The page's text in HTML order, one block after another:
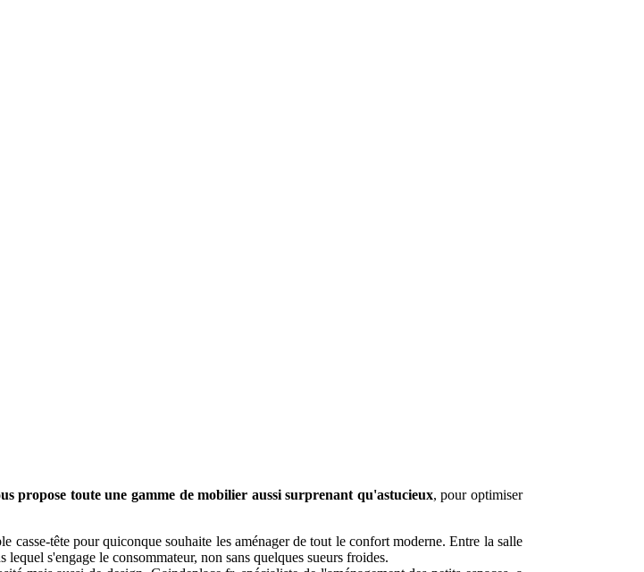
propose toute une gamme de mobilier aussi surprenant qu'astucieux, pour optimiser
casse-tête pour quiconque souhaite les aménager de tout le confort moderne. Entre la salle
s'engage le consommateur, non sans quelques sueurs froides.